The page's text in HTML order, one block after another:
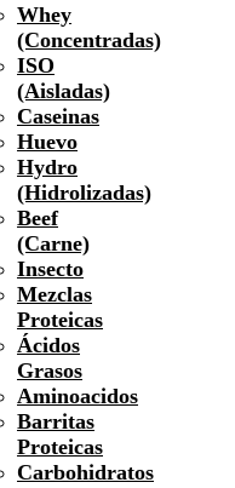
Whey
(Concentradas)
ISO
(Aisladas)
Caseinas
Huevo
Hydro
(Hidrolizadas)
Beef
(Carne)
Insecto
Mezclas
Proteicas
Ácidos
Grasos
Aminoacidos
Barritas
Proteicas
Carbohidratos